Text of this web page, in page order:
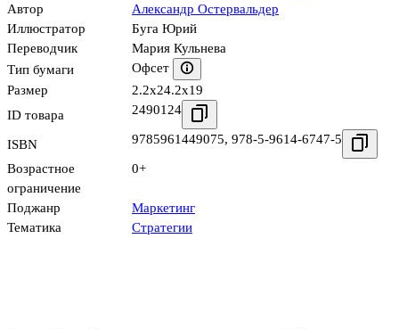
Автор
Александр Остервальдер
Иллюстратор
Буга Юрий
Переводчик
Мария Кульнева
Тип бумаги
Офсет
Размер
2.2x24.2x19
ID товара
2490124
ISBN 9785961449075, 978-5-9614-6747-5
Возрастное
ограничение
0+
Поджанр
Маркетинг
Тематика
Стратегии